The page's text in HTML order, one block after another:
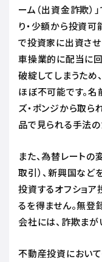
ーム（出資金詐欺）
り・少額から投資
で投資家に出資さ
車操業的に配当に
破綻してしまうた
ほぼ不可能です。
ズ・ポンジから取ら
品で見られる手法の
また、為替レート
取引）、新興国な
投資するオフショ
るを得ません。無
会社には、詐欺ま
不動産投資において